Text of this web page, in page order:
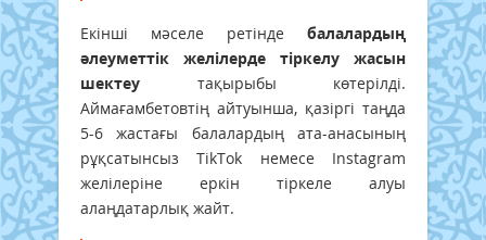
Екінші мәселе ретінде балалардың
әлеуметтік желілерде тіркелу жасын
шектеу тақырыбы көтерілді.
Аймағамбетовтің айтуынша, қазіргі таңда
5-6 жастағы балалардың ата-анасының
рұқсатынсыз TikTok немесе Instagram
желілеріне еркін тіркеле алуы
алаңдатарлық жайт.